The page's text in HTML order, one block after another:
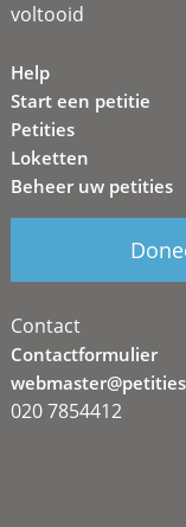
voltooid
Help
Start een petitie
Petities
Loketten
Beheer uw petities
Contact
Contactformulier
020 7854412